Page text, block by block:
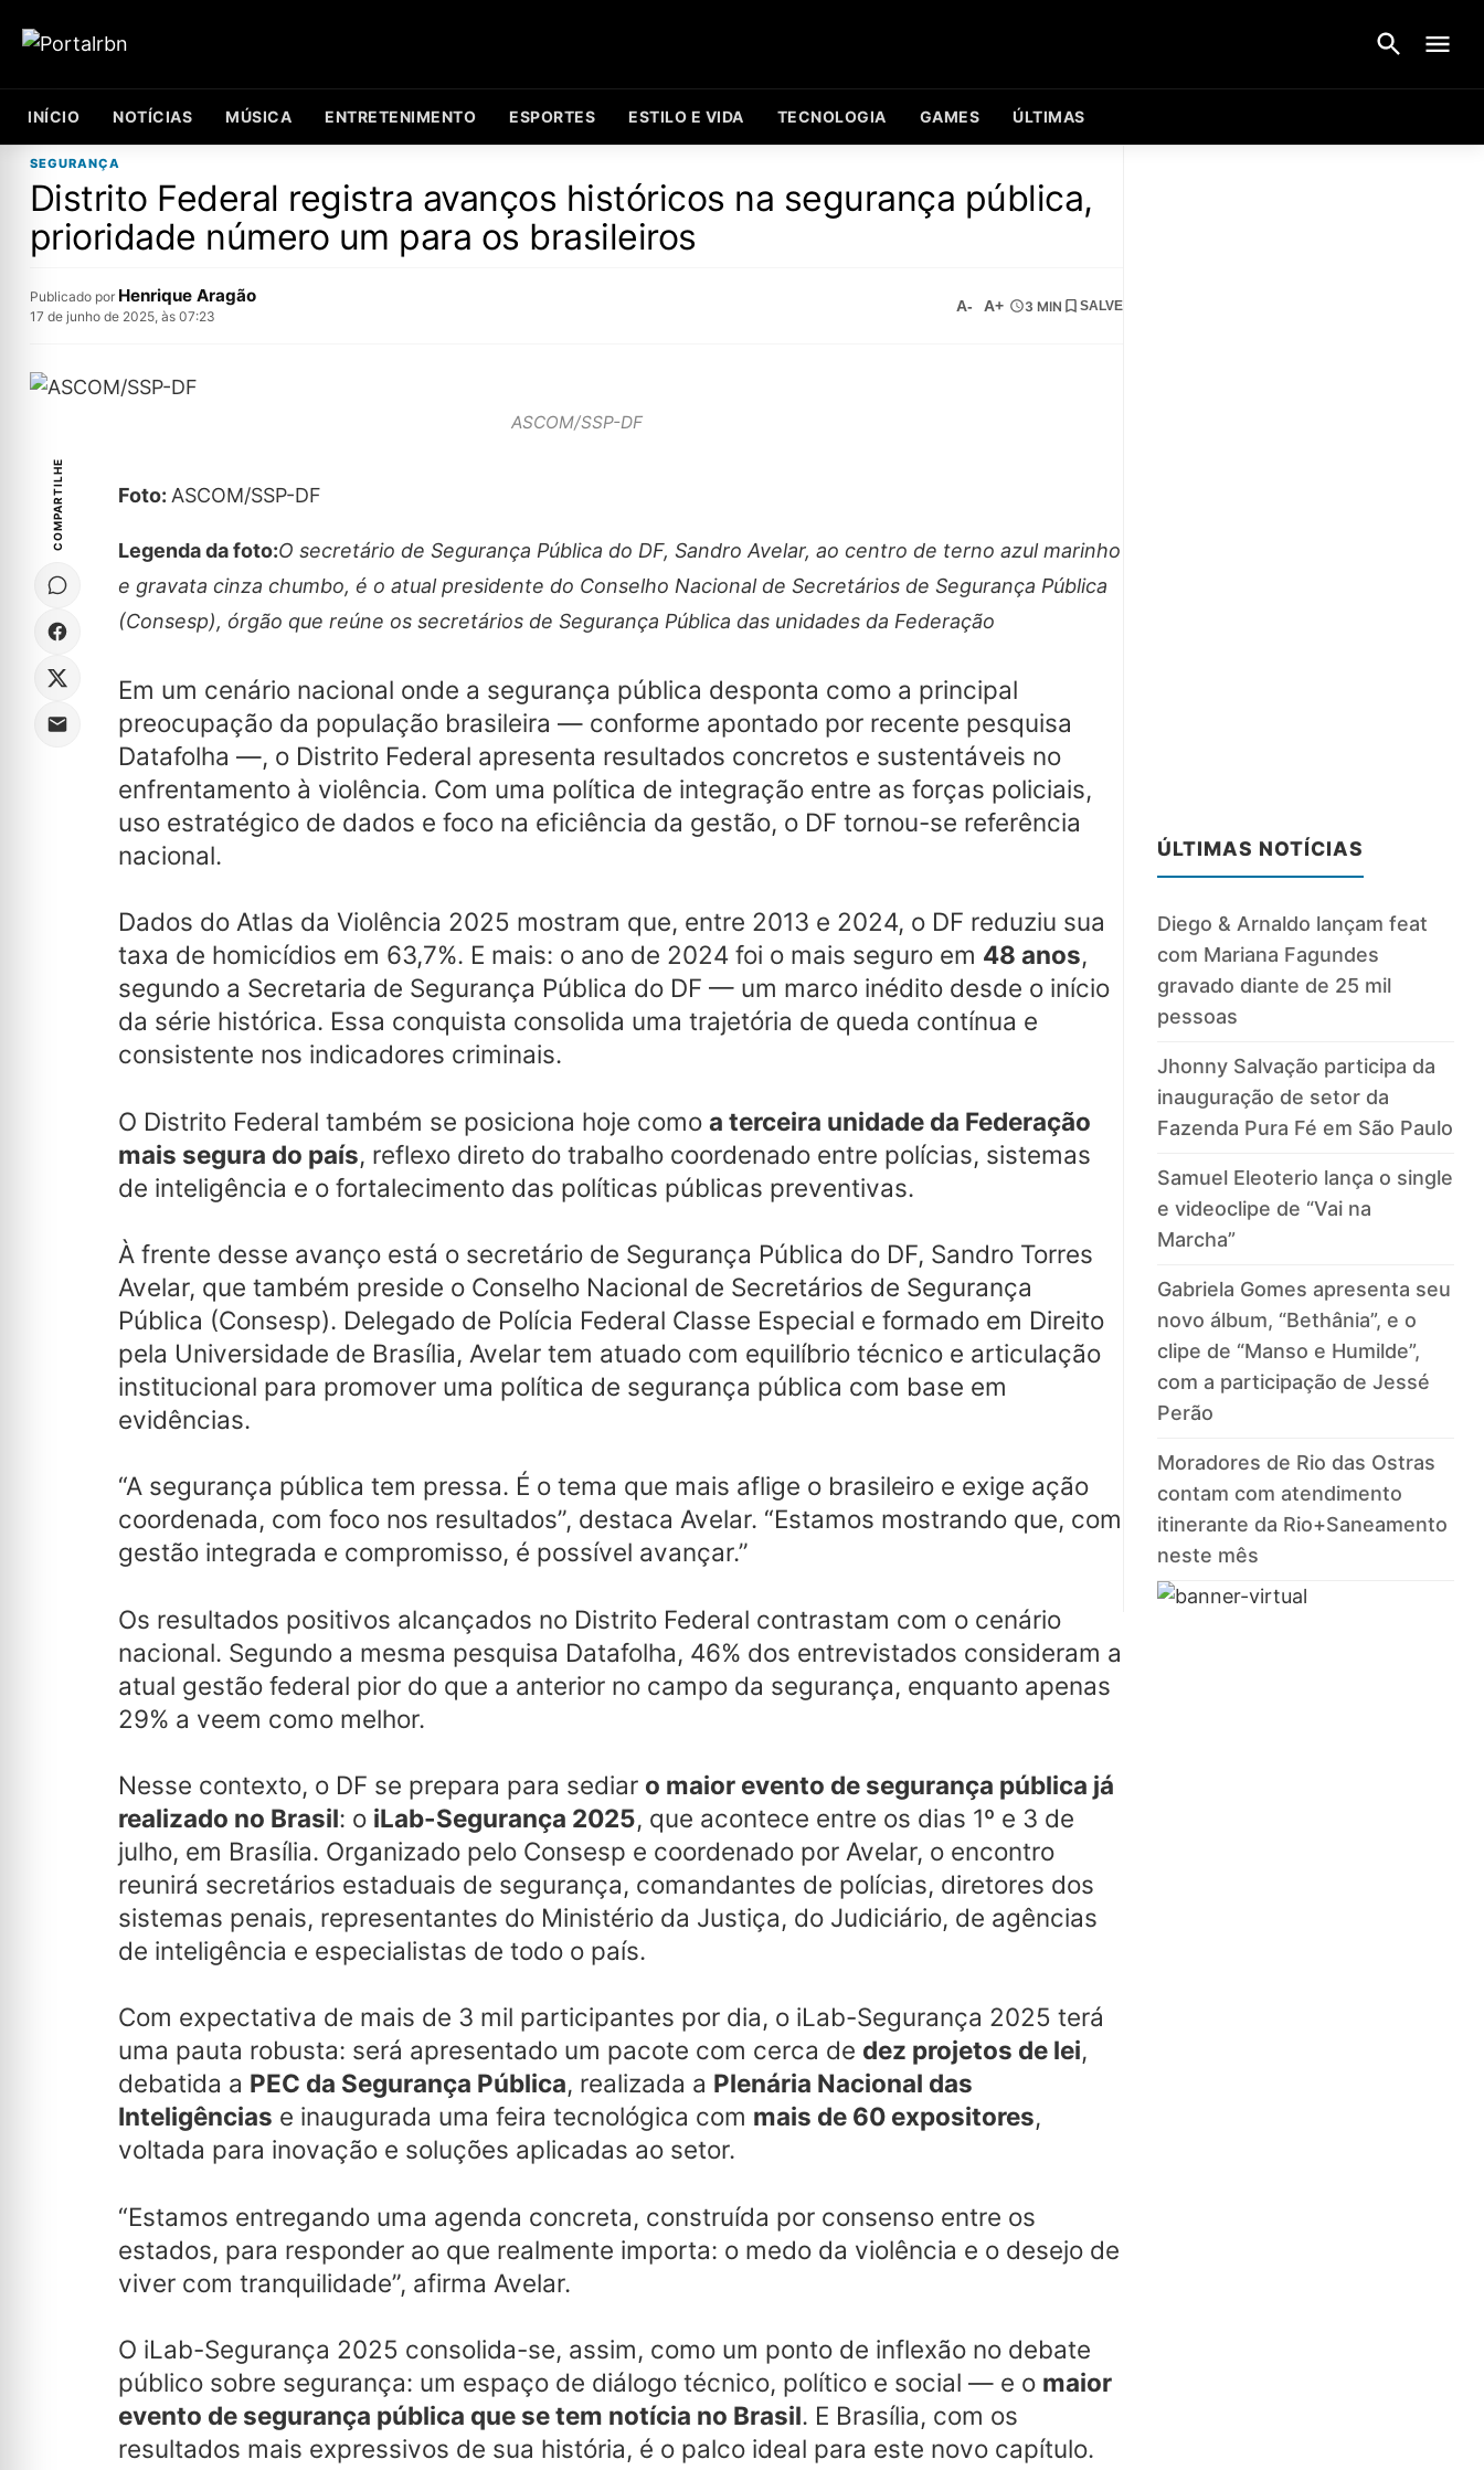
INÍCIO NOTÍCIAS MÚSICA ENTRETENIMENTO ESPORTES ESTILO E VIDA TECNOLOGIA GAMES ÚLTIMAS
SEGURANÇA
Distrito Federal registra avanços históricos na segurança pública,
prioridade número um para os brasileiros
Publicado por Henrique Aragão
17 de junho de 2025, às 07:23
A- A+ 3 MIN SALVE
ASCOM/SSP-DF
COMPARTILHE Foto: ASCOM/SSP-DF
Legenda da foto:O secretário de Segurança Pública do DF, Sandro Avelar, ao centro de terno azul marinho
e gravata cinza chumbo, é o atual presidente do Conselho Nacional de Secretários de Segurança Pública
(Consesp), órgão que reúne os secretários de Segurança Pública das unidades da Federação
Em um cenário nacional onde a segurança pública desponta como a principal
preocupação da população brasileira — conforme apontado por recente pesquisa
Datafolha —, o Distrito Federal apresenta resultados concretos e sustentáveis no
enfrentamento à violência. Com uma política de integração entre as forças policiais,
uso estratégico de dados e foco na eficiência da gestão, o DF tornou-se referência
nacional.
Dados do Atlas da Violência 2025 mostram que, entre 2013 e 2024, o DF reduziu sua
taxa de homicídios em 63,7%. E mais: o ano de 2024 foi o mais seguro em 48 anos,
segundo a Secretaria de Segurança Pública do DF — um marco inédito desde o início
da série histórica. Essa conquista consolida uma trajetória de queda contínua e
consistente nos indicadores criminais.
O Distrito Federal também se posiciona hoje como a terceira unidade da Federação
mais segura do país, reflexo direto do trabalho coordenado entre polícias, sistemas
de inteligência e o fortalecimento das políticas públicas preventivas.
À frente desse avanço está o secretário de Segurança Pública do DF, Sandro Torres
Avelar, que também preside o Conselho Nacional de Secretários de Segurança
Pública (Consesp). Delegado de Polícia Federal Classe Especial e formado em Direito
pela Universidade de Brasília, Avelar tem atuado com equilíbrio técnico e articulação
institucional para promover uma política de segurança pública com base em
evidências.
“A segurança pública tem pressa. É o tema que mais aflige o brasileiro e exige ação
coordenada, com foco nos resultados”, destaca Avelar. “Estamos mostrando que, com
gestão integrada e compromisso, é possível avançar.”
Os resultados positivos alcançados no Distrito Federal contrastam com o cenário
nacional. Segundo a mesma pesquisa Datafolha, 46% dos entrevistados consideram a
atual gestão federal pior do que a anterior no campo da segurança, enquanto apenas
29% a veem como melhor.
Nesse contexto, o DF se prepara para sediar o maior evento de segurança pública já
realizado no Brasil: o iLab-Segurança 2025, que acontece entre os dias 1º e 3 de
julho, em Brasília. Organizado pelo Consesp e coordenado por Avelar, o encontro
reunirá secretários estaduais de segurança, comandantes de polícias, diretores dos
sistemas penais, representantes do Ministério da Justiça, do Judiciário, de agências
de inteligência e especialistas de todo o país.
Com expectativa de mais de 3 mil participantes por dia, o iLab-Segurança 2025 terá
uma pauta robusta: será apresentado um pacote com cerca de dez projetos de lei,
debatida a PEC da Segurança Pública, realizada a Plenária Nacional das
Inteligências e inaugurada uma feira tecnológica com mais de 60 expositores,
voltada para inovação e soluções aplicadas ao setor.
“Estamos entregando uma agenda concreta, construída por consenso entre os
estados, para responder ao que realmente importa: o medo da violência e o desejo de
viver com tranquilidade”, afirma Avelar.
O iLab-Segurança 2025 consolida-se, assim, como um ponto de inflexão no debate
público sobre segurança: um espaço de diálogo técnico, político e social — e o maior
evento de segurança pública que se tem notícia no Brasil. E Brasília, com os
resultados mais expressivos de sua história, é o palco ideal para este novo capítulo.
ÚLTIMAS NOTÍCIAS
Diego & Arnaldo lançam feat
com Mariana Fagundes
gravado diante de 25 mil
pessoas
Jhonny Salvação participa da
inauguração de setor da
Fazenda Pura Fé em São Paulo
Samuel Eleoterio lança o single
e videoclipe de “Vai na
Marcha”
Gabriela Gomes apresenta seu
novo álbum, “Bethânia”, e o
clipe de “Manso e Humilde”,
com a participação de Jessé
Perão
Moradores de Rio das Ostras
contam com atendimento
itinerante da Rio+Saneamento
neste mês